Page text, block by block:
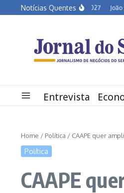
Ir para o conteúdo
Notícias Quentes
em alerta para 2027 João Campos
Entrevista
Home / Política / CAAPE quer
Política
CAAPE